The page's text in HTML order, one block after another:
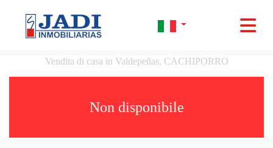
Vendita di casa in Valdepeñas, CACHIPORRO
Non disponibile